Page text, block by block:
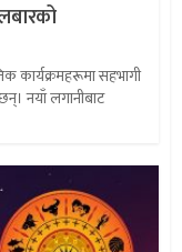
कार्यक्रमहरूमा सहभागी
नयाँ लगानीबाट